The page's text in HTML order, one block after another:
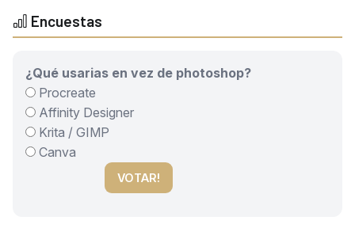
Encuestas
¿Qué usarias en vez de photoshop?
Procreate
Affinity Designer
Krita / GIMP
Canva
VOTAR!